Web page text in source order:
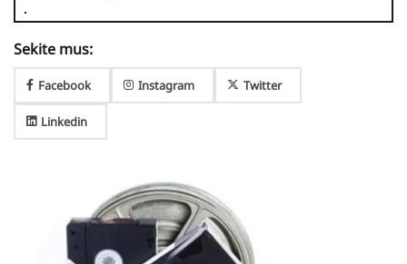
Sekite mus:
Facebook Instagram Twitter
Linkedin